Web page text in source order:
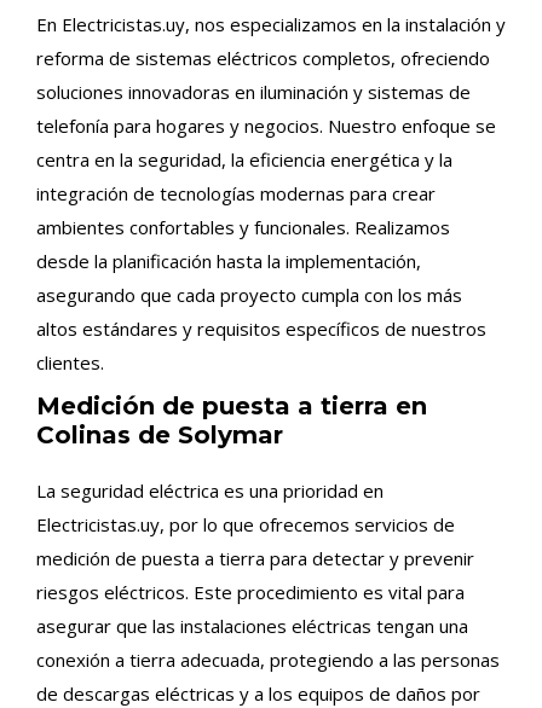
En Electricistas.uy, nos especializamos en la instalación y
reforma de sistemas eléctricos completos, ofreciendo
soluciones innovadoras en iluminación y sistemas de
telefonía para hogares y negocios. Nuestro enfoque se
centra en la seguridad, la eficiencia energética y la
integración de tecnologías modernas para crear
ambientes confortables y funcionales. Realizamos
desde la planificación hasta la implementación,
asegurando que cada proyecto cumpla con los más
altos estándares y requisitos específicos de nuestros
clientes.
Medición de puesta a tierra en
Colinas de Solymar
La seguridad eléctrica es una prioridad en
Electricistas.uy, por lo que ofrecemos servicios de
medición de puesta a tierra para detectar y prevenir
riesgos eléctricos. Este procedimiento es vital para
asegurar que las instalaciones eléctricas tengan una
conexión a tierra adecuada, protegiendo a las personas
de descargas eléctricas y a los equipos de daños por